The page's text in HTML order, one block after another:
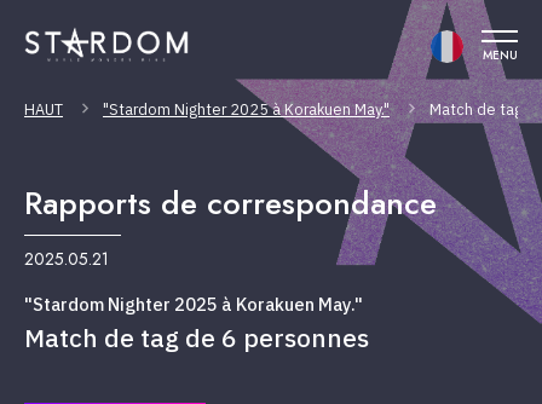
MENU
HAUT "Stardom Nighter 2025 à Korakuen May." Match de tag
Rapports de correspondance
2025.05.21
"Stardom Nighter 2025 à Korakuen May."
Match de tag de 6 personnes